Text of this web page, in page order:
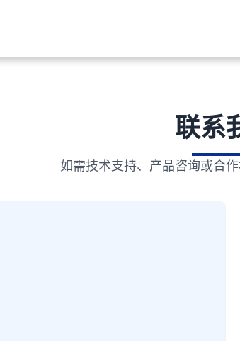
联系
如需技术支持、产品咨询或合